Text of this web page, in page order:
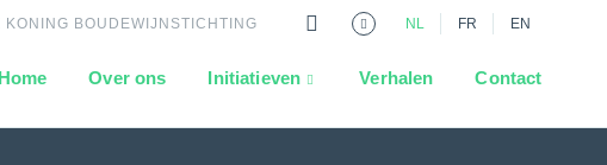
BOUDEWIJNSTICHTING NL FR EN
Home Over ons Initiatieven Verhalen Contact